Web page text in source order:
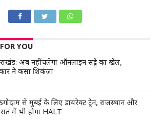
YOU
अब नहीं चलेगा ऑनलाइन सट्टे का खेल,
ने कसा शिकंजा
से मुंबई के लिए डायरेक्ट ट्रेन, राजस्थान और
में भी होगा HALT